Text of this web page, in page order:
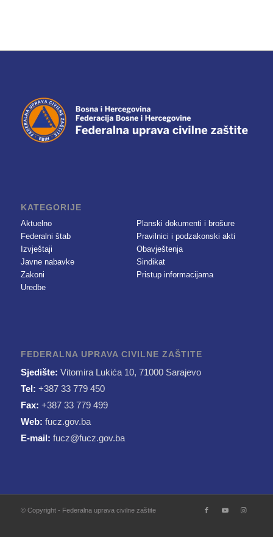
KATEGORIJE
Aktuelno
Federalni štab
Izvještaji
Javne nabavke
Zakoni
Uredbe
Planski dokumenti i brošure
Pravilnici i podzakonski akti
Obavještenja
Sindikat
Pristup informacijama
FEDERALNA UPRAVA CIVILNE ZAŠTITE
Sjedište: Vitomira Lukića 10, 71000 Sarajevo
Tel: +387 33 779 450
Fax: +387 33 779 499
Web: fucz.gov.ba
E-mail: fucz@fucz.gov.ba
© Copyright - Federalna uprava civilne zaštite